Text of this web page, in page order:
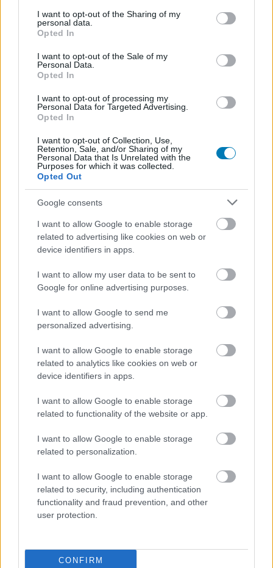
not limited to your visit or usage behaviour. You may click to
grant or deny consent to Google and its third-party tags to
use your data for below specified purposes in below Google
consent section.
I want to opt-out of the Sharing of my
personal data.
Opted In
I want to opt-out of the Sale of my
Personal Data.
Opted In
I want to opt-out of processing my
Personal Data for Targeted Advertising.
Opted In
I want to opt-out of Collection, Use,
Retention, Sale, and/or Sharing of my
Personal Data that Is Unrelated with the
Purposes for which it was collected.
Opted Out
Google consents
I want to allow Google to enable storage
related to advertising like cookies on web or
device identifiers in apps.
I want to allow my user data to be sent to
Google for online advertising purposes.
I want to allow Google to send me
personalized advertising.
I want to allow Google to enable storage
related to analytics like cookies on web or
device identifiers in apps.
I want to allow Google to enable storage
related to functionality of the website or app.
I want to allow Google to enable storage
related to personalization.
I want to allow Google to enable storage
related to security, including authentication
functionality and fraud prevention, and other
user protection.
CONFIRM
Bemutatkozott az új Alien játék
hőse és xenomorphja
Hunter_GS|2024 július 29. 19:03
A San Diego Comic-Con 2024-en nem maradt el
a sci-fi ijesztgetés sem.
Unmute Loaded:
Az SDCC általában képregényekre, filmekre és
sorozatokra koncentrál, de persze a játékipar is villant
pár finom újdonságot a San Diegói esemény keretében.
Marvel Rivals például egy nagyon menő új trailerrel
jelezte érkezését, míg a
Mortal Kombat 1
színpadon.
akik a 20th Century Gamesszel karöltve jelenleg az Alien:
Rogue Incursion című VR-projekten dolgoznak.
öntse azokat az élményeket, amiket a mozivásznakon
láthattunk. Hogy ez mennyire fog sikerülni, az majd
elválik, de egyelőre annyi biztos, hogy legalább színészi
szempontból rendben leszünk. A játék főhőse ugyanis
Zula Hendricks lesz, akinek az Emmy-díjas Andia
Winslow adja hangját.